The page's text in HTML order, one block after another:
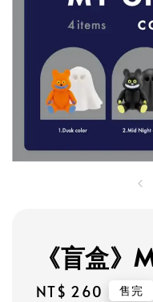
《盲盒》
Regular
NT$ 260 售完